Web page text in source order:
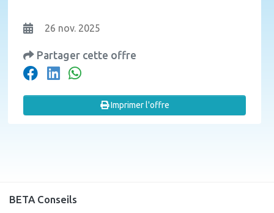
26 nov. 2025
Partager cette offre
Imprimer l'offre
BETA Conseils